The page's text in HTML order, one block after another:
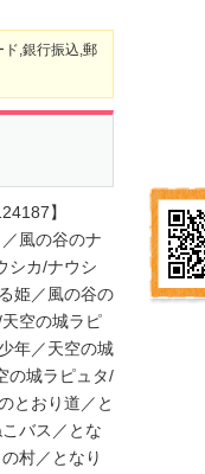
,銀行振込,郵
】
風の谷のナ
シカ/ナウシ
姫／風の谷の
空の城ラピ
年／天空の城
の城ラピュタ/
とおり道／と
バス／とな
村／となり